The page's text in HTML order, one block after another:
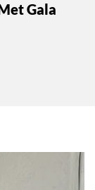
Gala